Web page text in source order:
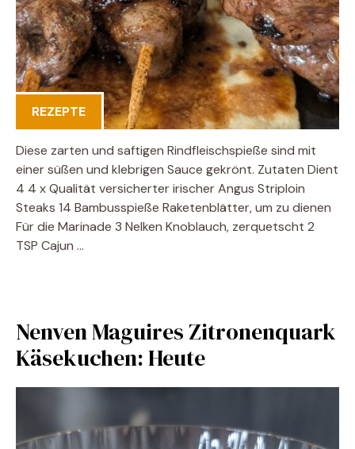
REZEPTE
Diese zarten und saftigen Rindfleischspieße sind mit
einer süßen und klebrigen Sauce gekrönt. Zutaten Dient
4 4 x Qualität versicherter irischer Angus Striploin
Steaks 14 Bambusspieße Raketenblätter, um zu dienen
Für die Marinade 3 Nelken Knoblauch, zerquetscht 2
TSP Cajun …
Nenven Maguires Zitronenquark
Käsekuchen: Heute